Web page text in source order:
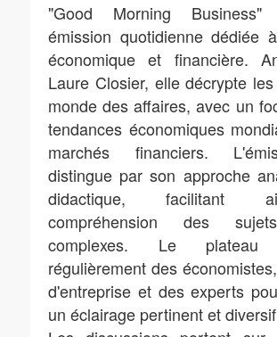
"Good Morning
émission quotidienne dédiée
économique et financière.
Laure Closier, elle décrypte
monde des affaires, avec un
tendances économiques
marchés financiers.
distingue par son approche
didactique, facilitant
compréhension des
complexes. Le plateau
régulièrement des
d'entreprise et des experts
un éclairage pertinent et